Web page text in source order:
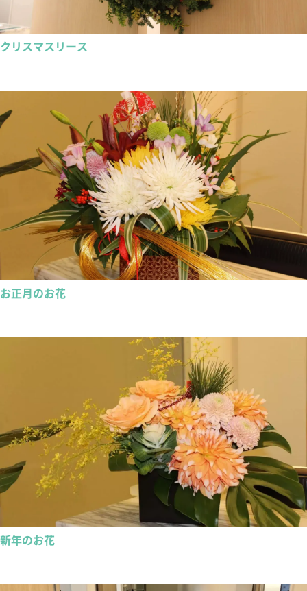
クリスマスリース
お正月のお花
新年のお花